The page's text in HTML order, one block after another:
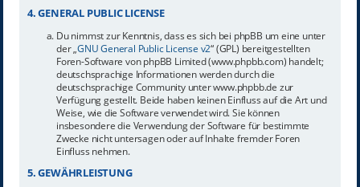
4. GENERAL PUBLIC LICENSE
Du nimmst zur Kenntnis, dass es sich bei phpBB um eine unter
der „GNU General Public License v2“ (GPL) bereitgestellten
Foren-Software von phpBB Limited (www.phpbb.com) handelt;
deutschsprachige Informationen werden durch die
deutschsprachige Community unter www.phpbb.de zur
Verfügung gestellt. Beide haben keinen Einfluss auf die Art und
Weise, wie die Software verwendet wird. Sie können
insbesondere die Verwendung der Software für bestimmte
Zwecke nicht untersagen oder auf Inhalte fremder Foren
Einfluss nehmen.
5. GEWÄHRLEISTUNG